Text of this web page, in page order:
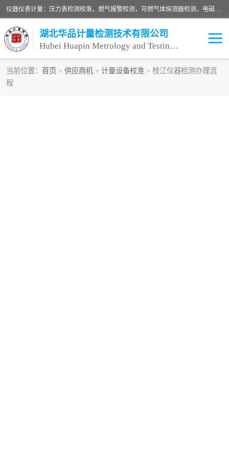
仪器仪表计量：压力表检测校准，燃气报警检测，可燃气体探测器检测，电磁流量计检测校准，明渠流量计检测，千斤顶检测标定，仪器校准，量具校准，仪表检测，仪器检测，计量设备校准；洁净室检测：洁净度检测，洁净厂房检测，无尘洁净室检测，悬浮粒子检测，*过滤器检测；安全阀校验：安全阀校验，安全阀检验，安全阀检测，安全阀年检，安全阀校正，安全阀校准；
湖北华品计量检测技术有限公司
Hubei Huapin Metrology and Testing Technology Co. , Ltd.
当前位置： 首页 > 供应商机 > 计量设备校准 > 枝江仪器检测办理流
程